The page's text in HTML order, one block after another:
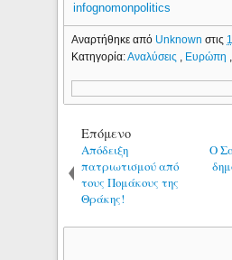
infognomonpolitics
Αναρτήθηκε από Unknownστις
Κατηγορία:Αναλύσεις , Ευρώπη ,
Επόμενο
Απόδειξη
πατριωτισμού από
τους Πομάκους της
Θράκης!
Ο